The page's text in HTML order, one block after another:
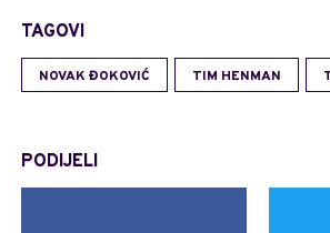
TAGOVI
NOVAK ĐOKOVIĆ TIM HENMAN
PODIJELI